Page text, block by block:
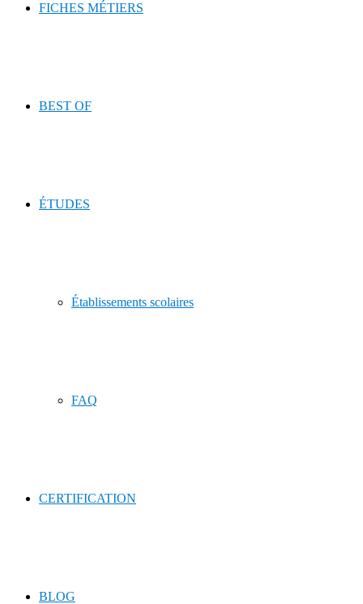
FICHES MÉTIERS
BEST OF
ÉTUDES
Établissements scolaires
FAQ
CERTIFICATION
BLOG